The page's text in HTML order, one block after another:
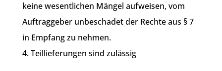
keine wesentlichen Mängel aufweisen, vom
Auftraggeber unbeschadet der Rechte aus § 7
in Empfang zu nehmen.
4. Teillieferungen sind zulässig